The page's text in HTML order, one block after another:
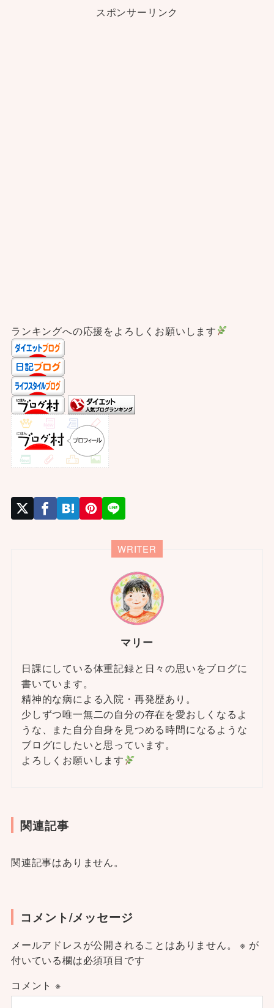
スポンサーリンク
ランキングへの応援をよろしくお願いします
WRITER
マリー
日課にしている体重記録と日々の思いをブログに
書いています。
精神的な病による入院・再発歴あり。
少しずつ唯一無二の自分の存在を愛おしくなるよ
うな、また自分自身を見つめる時間になるような
ブログにしたいと思っています。
よろしくお願いします
関連記事
関連記事はありません。
コメント/メッセージ
メールアドレスが公開されることはありません。 ※ が
付いている欄は必須項目です
コメント ※